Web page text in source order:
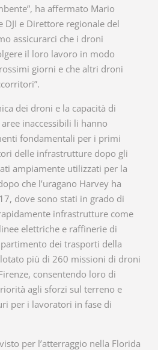
ha affermato Mario
DJI e Direttore regionale del
assicurarci che i droni
il loro lavoro in modo
giorni e che altri droni
dei droni e la capacità di
inaccessibili li hanno
fondamentali per i primi
delle infrastrutture dopo gli
ampiamente utilizzati per la
che l’uragano Harvey ha
dove sono stati in grado di
infrastrutture come
elettriche e raffinerie di
dei trasporti della
più di 260 missioni di droni
consentendo loro di
agli sforzi sul terreno e
per i lavoratori in fase di
per l’atterraggio nella Florida